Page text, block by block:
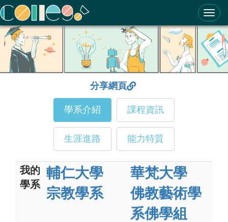
ColleGo! 大學選才與高中育才輔助系統
分享網頁
學系介紹 課程資訊
生涯進路 能力特質
我的
學系
輔仁大學
宗教學系
華梵大學
佛教藝術學
系佛學組